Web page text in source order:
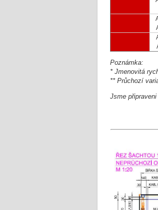
Poznámka:
* Jmenovitá
** Průchozí
Jsme